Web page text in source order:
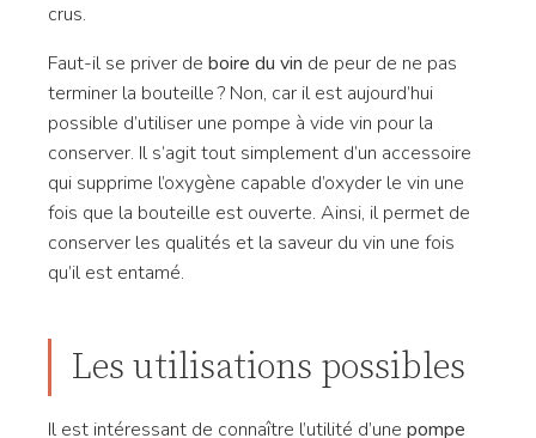
crus.
Faut-il se priver de boire du vin de peur de ne pas
terminer la bouteille ? Non, car il est aujourd’hui
possible d’utiliser une pompe à vide vin pour la
conserver. Il s’agit tout simplement d’un accessoire
qui supprime l’oxygène capable d’oxyder le vin une
fois que la bouteille est ouverte. Ainsi, il permet de
conserver les qualités et la saveur du vin une fois
qu’il est entamé.
Les utilisations possibles
Il est intéressant de connaître l’utilité d’une pompe